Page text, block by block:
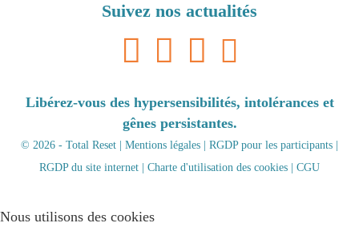
Suivez nos actualités
Libérez-vous des hypersensibilités, intolérances et
gênes persistantes.
© 2026 - Total Reset | Mentions légales RGDP pour les participants
RGDP du site internet
Charte d'utilisation des cookies CGU
Nous utilisons des cookies